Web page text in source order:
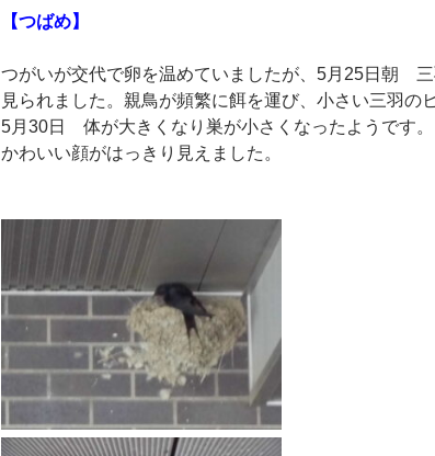
【つばめ】
つがいが交代で卵を温めていましたが、5月25日朝
見られました。親鳥が頻繁に餌を運び、小さい三羽の
5月30日 体が大きくなり巣が小さくなったようです。
かわいい顔がはっきり見えました。